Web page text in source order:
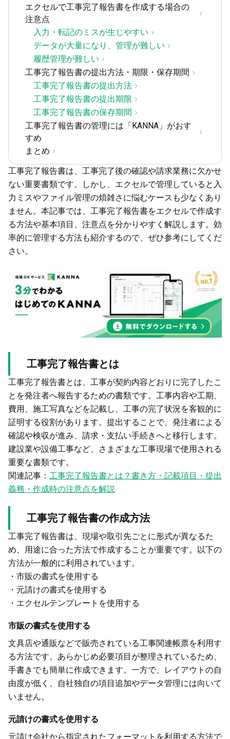
エクセルで工事完了報告書を作成する場合の
注意点
入力・転記のミスが生じやすい
データが大量になり、管理が難しい
履歴管理が難しい
工事完了報告書の提出方法・期限・保存期間
工事完了報告書の提出方法
工事完了報告書の提出期限
工事完了報告書の保存期間
工事完了報告書の管理には「KANNA」がおす
すめ
まとめ
工事完了報告書は、工事完了後の確認や請求業務に欠かせ
ない重要書類です。しかし、エクセルで管理していると入
力ミスやファイル管理の煩雑さに悩むケースも少なくあり
ません。本記事では、工事完了報告書をエクセルで作成す
る方法や基本項目、注意点を分かりやすく解説します。効
率的に管理する方法も紹介するので、ぜひ参考にしてくだ
さい。
工事完了報告書とは
工事完了報告書とは、工事が契約内容どおりに完了したこ
とを発注者へ報告するための書類です。工事内容や工期、
費用、施工写真などを記載し、工事の完了状況を客観的に
証明する役割があります。提出することで、発注者による
確認や検収が進み、請求・支払い手続きへと移行します。
建設業や設備工事など、さまざまな工事現場で使用される
重要な書類です。
関連記事： 工事完了報告書とは？書き方・記載項目・提出
義務・作成時の注意点を解説
工事完了報告書の作成方法
工事完了報告書は、現場や取引先ごとに形式が異なるた
め、用途に合った方法で作成することが重要です。以下の
方法が一般的に利用されています。
・市販の書式を使用する
・元請けの書式を使用する
・エクセルテンプレートを使用する
市販の書式を使用する
文具店や通販などで販売されている工事関連帳票を利用す
る方法です。あらかじめ必要項目が整理されているため、
手書きでも簡単に作成できます。一方で、レイアウトの自
由度が低く、自社独自の項目追加やデータ管理には向いて
いません。
元請けの書式を使用する
元請け会社から指定されたフォーマットを利用する方法で